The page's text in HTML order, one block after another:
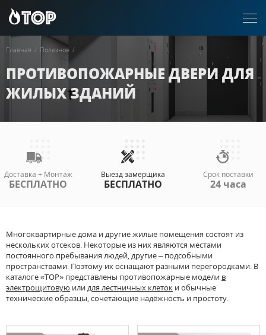
Главная / Полезное /
ПРОТИВОПОЖАРНЫЕ ДВЕРИ ДЛЯ
ЖИЛЫХ ЗДАНИЙ
Доставка + Монтаж
БЕСПЛАТНО
Выезд замерщика
БЕСПЛАТНО
Срок поставки
24 часа
Многоквартирные дома и другие жилые помещения состоят из
нескольких отсеков. Некоторые из них являются местами
постоянного пребывания людей, другие – подсобными
пространствами. Поэтому их оснащают разными перегородками. В
каталоге «ТОР» представлены противопожарные модели в
электрощитовую илидля лестничных клеток и обычные
технические образцы, сочетающие надёжность и простоту.